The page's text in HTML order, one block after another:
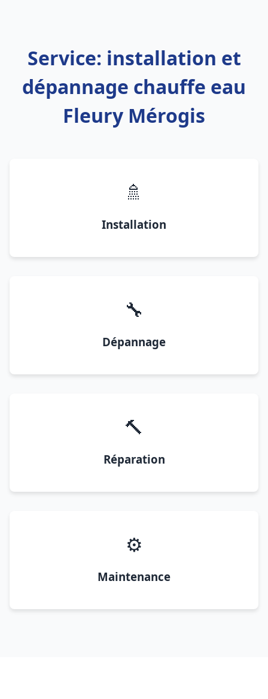
Service: installation et
dépannage chauffe eau
Fleury Mérogis
🚿
Installation
🔧
Dépannage
🔨
Réparation
⚙️
Maintenance